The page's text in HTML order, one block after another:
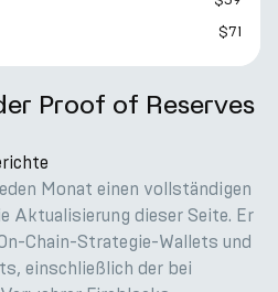
$71
Proof of Reserves
Monat einen vollständigen
Aktualisierung dieser Seite. Er
Chain-Strategie-Wallets und
einschließlich der bei